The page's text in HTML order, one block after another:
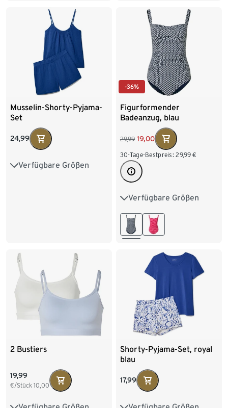
L 44/46 XL 48/50
XXL 52/54
Musselin-Shorty-Pyjama-
Set
24,99
Verfügbare Größen
36 38 40 42
-36%
Figurformender
Badeanzug, blau
29,99 19,00
30-Tage-Bestpreis: 29,99 €
Verfügbare Größen
38 40 42 44
46 48
2 Bustiers
19,99
€/Stück 10,00
Shorty-Pyjama-Set, royal
blau
17,99